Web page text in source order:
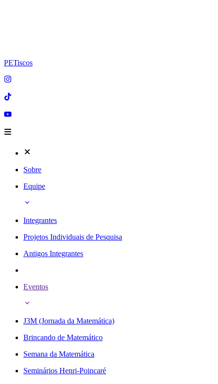
PETiscos
Sobre
Equipe
Integrantes
Projetos Individuais de Pesquisa
Antigos Integrantes
Eventos
J3M (Jornada da Matemática)
Brincando de Matemático
Semana da Matemática
Seminários Henri-Poincaré